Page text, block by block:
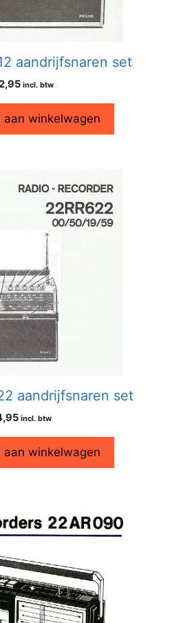
aandrijfsnaren set
incl. btw
aan winkelwagen
aandrijfsnaren set
incl. btw
aan winkelwagen